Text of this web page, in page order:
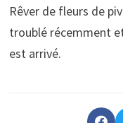
Rêver de fleurs de
troublé récemment
est arrivé.